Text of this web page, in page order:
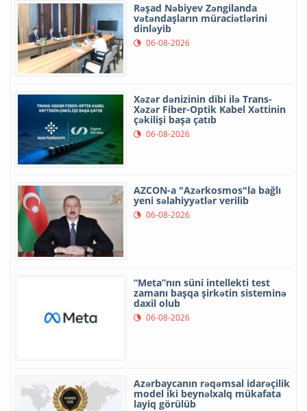
Rəşad Nəbiyev Zəngilanda
vətəndaşların müraciətlərini
dinləyib
06-08-2026
Xəzər dənizinin dibi ilə Trans-
Xəzər Fiber-Optik Kabel Xəttinin
çəkilişi başa çatıb
06-08-2026
AZCON-a "Azərkosmos"la bağlı
yeni səlahiyyətlər verilib
06-08-2026
“Meta”nın süni intellekti test
zamanı başqa şirkətin sisteminə
daxil olub
06-08-2026
Azərbaycanın rəqəmsal idarəçilik
model iki beynəlxalq mükafata
layiq görülüb